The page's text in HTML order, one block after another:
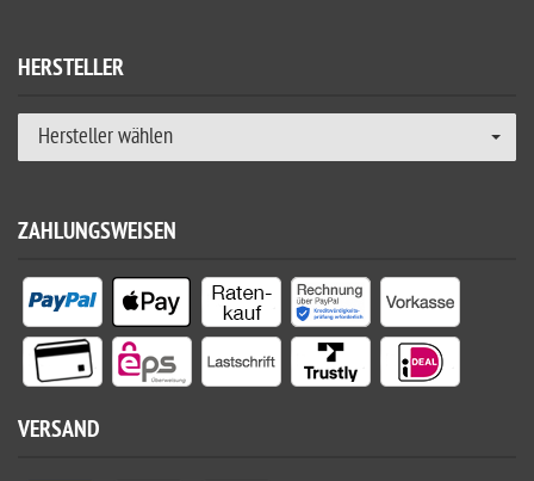
HERSTELLER
Hersteller wählen
ZAHLUNGSWEISEN
VERSAND